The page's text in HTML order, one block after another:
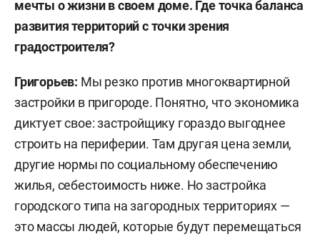
мечты о жизни в своем доме. Где точка баланса
развития территорий с точки зрения
градостроителя?
Григорьев: Мы резко против многоквартирной
застройки в пригороде. Понятно, что экономика
диктует свое: застройщику гораздо выгоднее
строить на периферии. Там другая цена земли,
другие нормы по социальному обеспечению
жилья, себестоимость ниже. Но застройка
городского типа на загородных территориях —
это массы людей, которые будут перемещаться